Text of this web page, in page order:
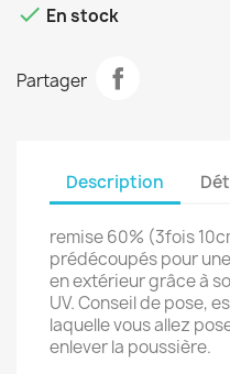
 En stock
Partager
Description
remise 60% (3fois
prédécoupés pour
en extérieur grâce à
UV. Conseil de pose,
laquelle vous allez
enlever la poussière.